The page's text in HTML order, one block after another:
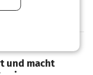
Konzernumsatz
gegenüber dem
und macht